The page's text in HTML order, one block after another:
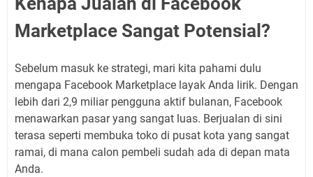
Marketplace Sangat Potensial?
Sebelum masuk ke strategi, mari kita pahami dulu
mengapa Facebook Marketplace layak Anda lirik. Dengan
lebih dari 2,9 miliar pengguna aktif bulanan, Facebook
menawarkan pasar yang sangat luas. Berjualan di sini
terasa seperti membuka toko di pusat kota yang sangat
ramai, di mana calon pembeli sudah ada di depan mata
Anda.